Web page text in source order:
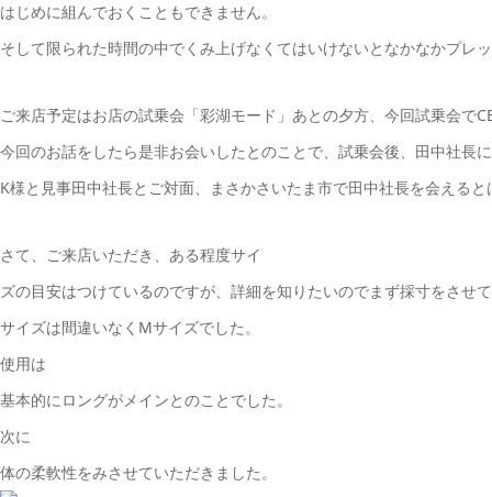
はじめに組んでおくこともできません。
そして限られた時間の中でくみ上げなくてはいけないとなかなかプレ
ご来店予定はお店の試乗会「彩湖モード」あとの夕方、今回試乗会で
今回のお話をしたら是非お会いしたとのことで、試乗会後、田中社長
K様と見事田中社長とご対面、まさかさいたま市で田中社長を会える
さて、ご来店いただき、ある程度サイ
ズの目安はつけているのですが、詳細を知りたいのでまず採寸をさせ
サイズは間違いなくMサイズでした。
使用は
基本的にロングがメインとのことでした。
次に
体の柔軟性をみさせていただきました。